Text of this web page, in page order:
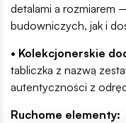
detalami a rozmiarem
budowniczych, jak i
• Kolekcjonerskie
tabliczka z nazwą
autentyczności z
Ruchome elementy: